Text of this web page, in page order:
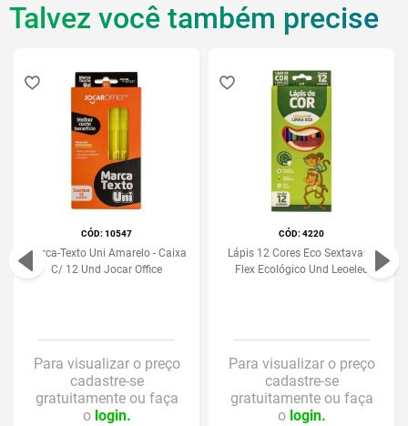
Talvez você também precise
:10547
Marca-Texto Uni Amarelo - Caixa
C/ 12 Und Jocar Office
Para visualizar o preço
cadastre-se
gratuitamente ou faça
o login.
:4220
Lápis 12 Cores Eco Sextavado
Flex Ecológico Und Leoeleo
Para visualizar o preço
cadastre-se
gratuitamente ou faça
o login.